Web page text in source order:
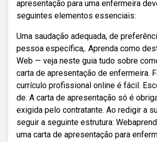
apresentação para uma enfermeira
seguintes elementos essenciais:
Uma saudação adequada, de
pessoa específica,. Aprenda como
Web — veja neste guia tudo sobre
carta de apresentação de enfermeira.
currículo profissional online é fácil.
de. A carta de apresentação só é
exigida pelo contratante. Ao redigir a
seguir a seguinte estrutura:
uma carta de apresentação para